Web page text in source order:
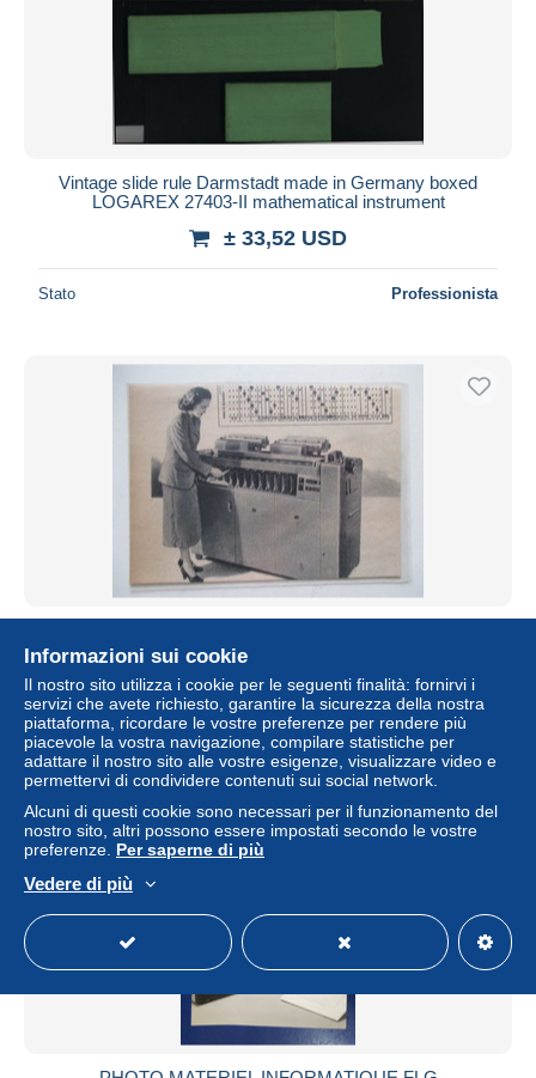
Vintage slide rule Darmstadt made in Germany boxed
LOGAREX 27403-II mathematical instrument
± 33,52 USD
Stato Professionista
de 1950
± 1,28 USD
Stato Professionista
Informazioni sui cookie
Il nostro sito utilizza i cookie per le seguenti finalità: fornirvi i
servizi che avete richiesto, garantire la sicurezza della nostra
piattaforma, ricordare le vostre preferenze per rendere più
piacevole la vostra navigazione, compilare statistiche per
adattare il nostro sito alle vostre esigenze, visualizzare video e
permettervi di condividere contenuti sui social network.
Alcuni di questi cookie sono necessari per il funzionamento del
nostro sito, altri possono essere impostati secondo le vostre
preferenze. Per saperne di più
Vedere di più